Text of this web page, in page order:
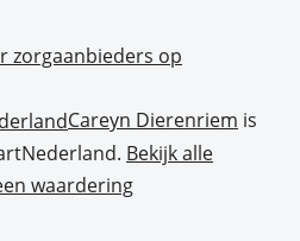
Careyn Dierenriem is
Bekijk alle
waardering